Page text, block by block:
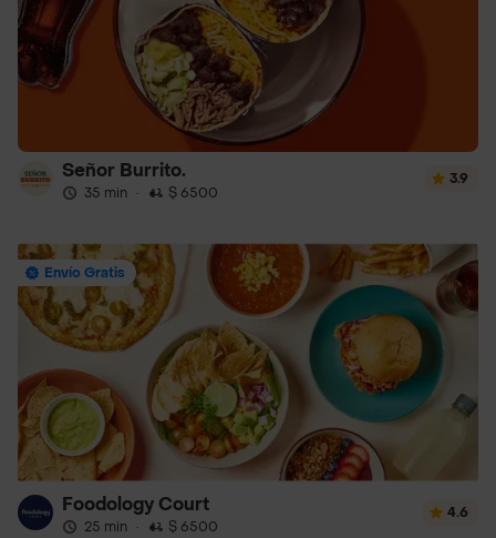
Señor Burrito.
35 min · $ 6500
3.9
Envío Gratis
Foodology Court
25 min · $ 6500
4.6